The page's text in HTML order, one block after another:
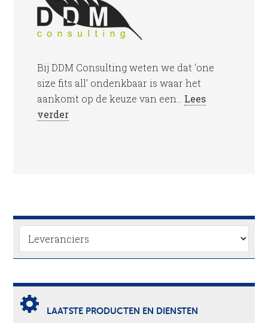
Bij DDM Consulting weten we dat ‘one
size fits all’ ondenkbaar is waar het
aankomt op de keuze van een... Lees
verder
LAATSTE PRODUCTEN EN DIENSTEN